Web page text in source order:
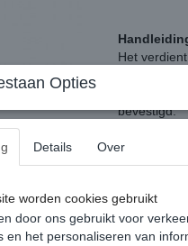
Het
schudden
Bij
bevestigd.
Opties
Details Over
worden cookies gebruikt
door ons gebruikt voor
en het personaliseren van